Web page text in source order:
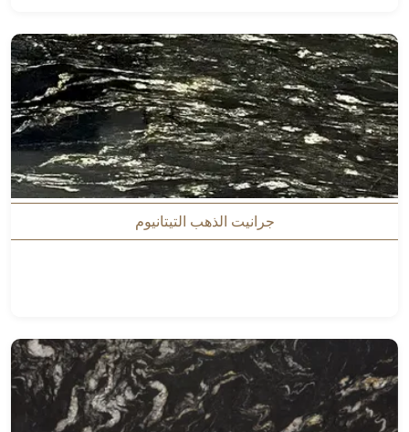
جرانيت الذهب التيتانيوم